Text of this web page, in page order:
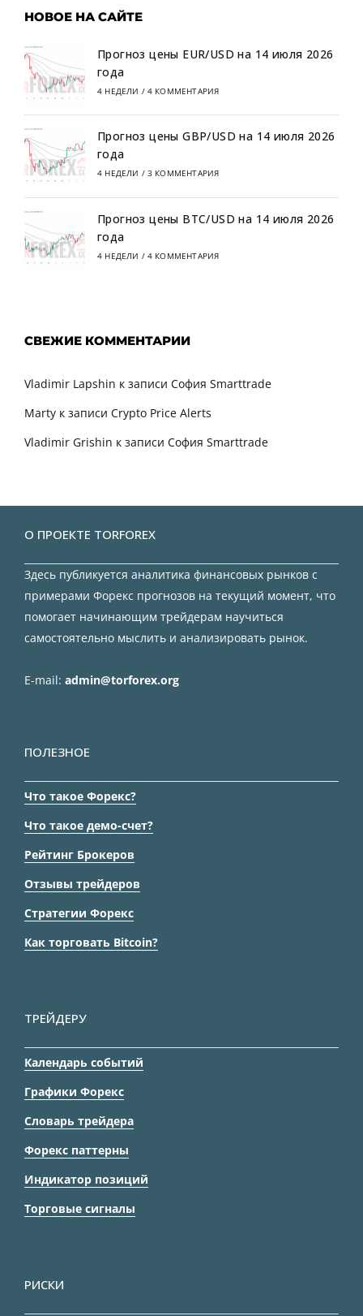
НОВОЕ НА САЙТЕ
Прогноз цены EUR/USD на 14 июля 2026
года
4 НЕДЕЛИ / 4 КОММЕНТАРИЯ
Прогноз цены GBP/USD на 14 июля 2026
года
4 НЕДЕЛИ / 3 КОММЕНТАРИЯ
Прогноз цены BTC/USD на 14 июля 2026
года
4 НЕДЕЛИ / 4 КОММЕНТАРИЯ
СВЕЖИЕ КОММЕНТАРИИ
Vladimir Lapshin к записи София Smarttrade
Marty к записи Crypto Price Alerts
Vladimir Grishin к записи София Smarttrade
О ПРОЕКТЕ TORFOREX
Здесь публикуется аналитика финансовых рынков с
примерами Форекс прогнозов на текущий момент, что
помогает начинающим трейдерам научиться
самостоятельно мыслить и анализировать рынок.
E-mail: admin@torforex.org
ПОЛЕЗНОЕ
Что такое Форекс?
Что такое демо-счет?
Рейтинг Брокеров
Отзывы трейдеров
Стратегии Форекс
Как торговать Bitcoin?
ТРЕЙДЕРУ
Календарь событий
Графики Форекс
Словарь трейдера
Форекс паттерны
Индикатор позиций
Торговые сигналы
РИСКИ